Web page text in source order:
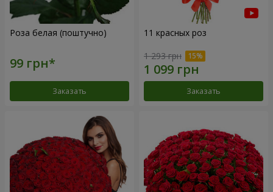
Роза белая (поштучно)
Заказать
11 красных роз
1 293 грн
Заказать